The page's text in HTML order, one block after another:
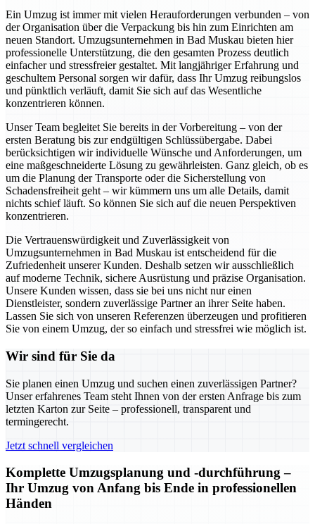
Ein Umzug ist immer mit vielen Herauforderungen verbunden – von
der Organisation über die Verpackung bis hin zum Einrichten am
neuen Standort. Umzugsunternehmen in Bad Muskau bieten hier
professionelle Unterstützung, die den gesamten Prozess deutlich
einfacher und stressfreier gestaltet. Mit langjähriger Erfahrung und
geschultem Personal sorgen wir dafür, dass Ihr Umzug reibungslos
und pünktlich verläuft, damit Sie sich auf das Wesentliche
konzentrieren können.
Unser Team begleitet Sie bereits in der Vorbereitung – von der
ersten Beratung bis zur endgültigen Schlüssübergabe. Dabei
berücksichtigen wir individuelle Wünsche und Anforderungen, um
eine maßgeschneiderte Lösung zu gewährleisten. Ganz gleich, ob es
um die Planung der Transporte oder die Sicherstellung von
Schadensfreiheit geht – wir kümmern uns um alle Details, damit
nichts schief läuft. So können Sie sich auf die neuen Perspektiven
konzentrieren.
Die Vertrauenswürdigkeit und Zuverlässigkeit von
Umzugsunternehmen in Bad Muskau ist entscheidend für die
Zufriedenheit unserer Kunden. Deshalb setzen wir ausschließlich
auf moderne Technik, sichere Ausrüstung und präzise Organisation.
Unsere Kunden wissen, dass sie bei uns nicht nur einen
Dienstleister, sondern zuverlässige Partner an ihrer Seite haben.
Lassen Sie sich von unseren Referenzen überzeugen und profitieren
Sie von einem Umzug, der so einfach und stressfrei wie möglich ist.
Wir sind für Sie da
Sie planen einen Umzug und suchen einen zuverlässigen Partner?
Unser erfahrenes Team steht Ihnen von der ersten Anfrage bis zum
letzten Karton zur Seite – professionell, transparent und
termingerecht.
Jetzt schnell vergleichen
Komplette Umzugsplanung und -durchführung –
Ihr Umzug von Anfang bis Ende in professionellen
Händen